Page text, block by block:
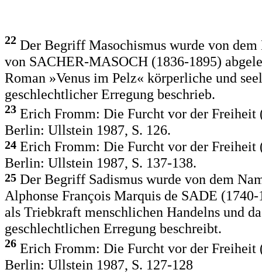
22 Der Begriff Masochismus wurde von
von SACHER-MASOCH (1836-1895)
Roman »Venus im Pelz« körperliche und
geschlechtlicher Erregung beschrieb.
23 Erich Fromm: Die Furcht vor der Freiheit
Berlin: Ullstein 1987, S. 126.
24 Erich Fromm: Die Furcht vor der Freiheit
Berlin: Ullstein 1987, S. 137-138.
25 Der Begriff Sadismus wurde von dem
Alphonse François Marquis de SADE
als Triebkraft menschlichen Handelns und
geschlechtlichen Erregung beschreibt.
26 Erich Fromm: Die Furcht vor der Freiheit
Berlin: Ullstein 1987, S. 127-128